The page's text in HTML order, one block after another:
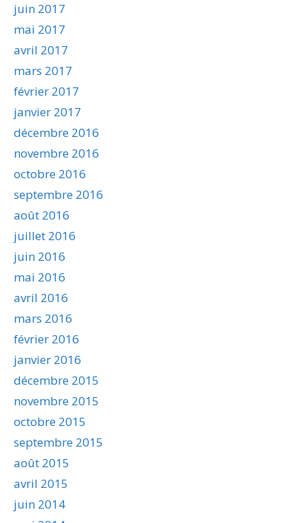
juin 2017
mai 2017
avril 2017
mars 2017
février 2017
janvier 2017
décembre 2016
novembre 2016
octobre 2016
septembre 2016
août 2016
juillet 2016
juin 2016
mai 2016
avril 2016
mars 2016
février 2016
janvier 2016
décembre 2015
novembre 2015
octobre 2015
septembre 2015
août 2015
avril 2015
juin 2014